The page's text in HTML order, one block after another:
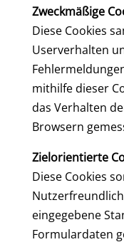
Zweckmäßige
Diese Cookies
Userverhalten
mithilfe dieser
das Verhalten
Browsern
Zielorientierte
Diese Cookies
eingegebene
Formulardaten